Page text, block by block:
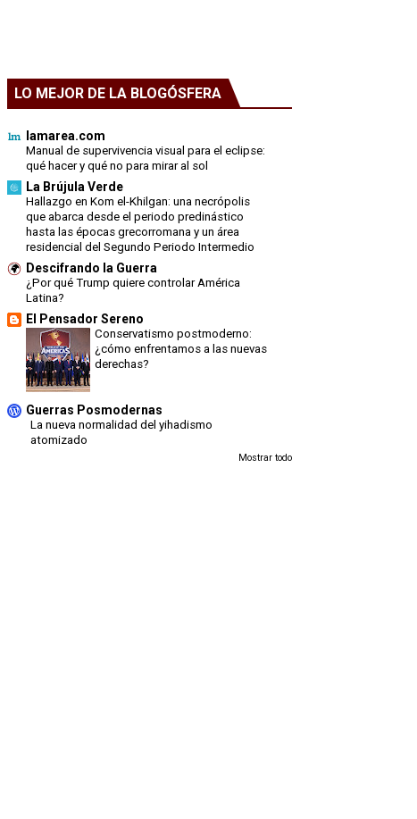
LO MEJOR DE LA BLOGÓSFERA
lamarea.com
Manual de supervivencia visual para el eclipse:
qué hacer y qué no para mirar al sol
La Brújula Verde
Hallazgo en Kom el-Khilgan: una necrópolis
que abarca desde el periodo predinástico
hasta las épocas grecorromana y un área
residencial del Segundo Periodo Intermedio
Descifrando la Guerra
¿Por qué Trump quiere controlar América
Latina?
El Pensador Sereno
Conservatismo postmoderno:
¿cómo enfrentamos a las nuevas
derechas?
Guerras Posmodernas
La nueva normalidad del yihadismo
atomizado
Mostrar todo